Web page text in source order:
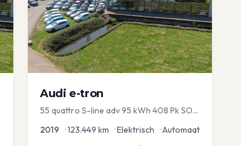
Audi e-tron
55 quattro S-line adv 95 kWh 408 Pk SOH
2019 •123.449 km •Elektrisch •Automaat